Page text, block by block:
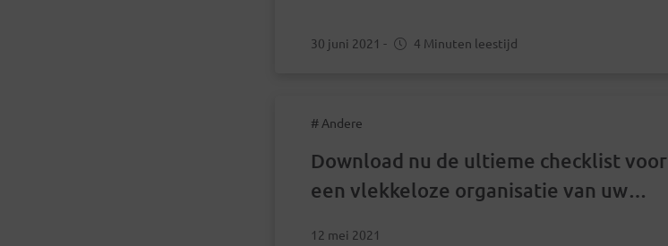
30 juni 2021 - 4 Minuten leestijd
# Andere
Download nu de ultieme checklist voor
een vlekkeloze organisatie van uw
12 mei 2021